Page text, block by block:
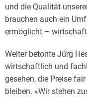
und die Qualität
brauchen auch ein
ermöglicht –
Weiter betonte Jürg
wirtschaftlich und
gesehen, die Preise
bleiben. «Wir stehen